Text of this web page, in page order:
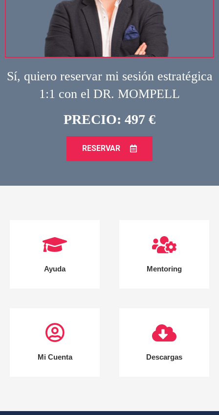
Sí, quiero reservar mi sesión estratégica
1:1 con el DR. MOMPELL
PRECIO: 497 €
RESERVAR
Ayuda Mentoring
Mi Cuenta Descargas